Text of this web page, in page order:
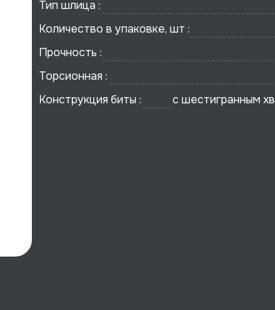
Тип шлица :
Количество в упаковке, шт :
Прочность :
Торсионная :
Конструкция биты :
с шестигранным